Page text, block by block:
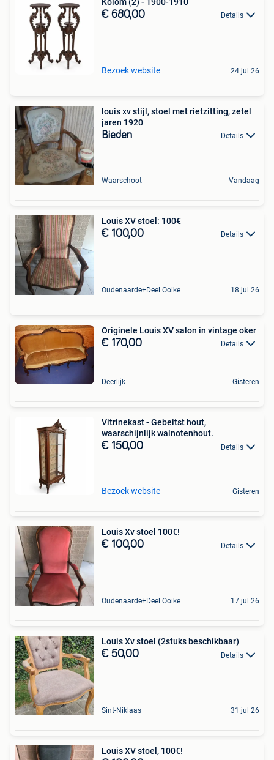
€ 680,00 Details
Bezoek website 24 jul 26
louis xv stijl, stoel met rietzitting, zetel
jaren 1920
Bieden Details
Waarschoot Vandaag
Louis XV stoel: 100€
€ 100,00 Details
Oudenaarde+Deel Ooike 18 jul 26
Originele Louis XV salon in vintage oker
€ 170,00 Details
Deerlijk Gisteren
Vitrinekast - Gebeitst hout,
waarschijnlijk walnotenhout.
€ 150,00 Details
Bezoek website Gisteren
Louis Xv stoel 100€!
€ 100,00 Details
Oudenaarde+Deel Ooike 17 jul 26
Louis Xv stoel (2stuks beschikbaar)
€ 50,00 Details
Sint-Niklaas 31 jul 26
Louis XV stoel, 100€!